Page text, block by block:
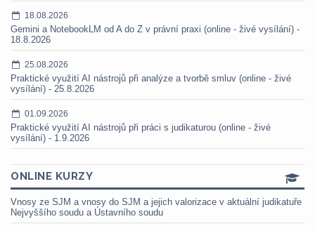
18.08.2026
Gemini a NotebookLM od A do Z v právní praxi (online - živé vysílání) -
18.8.2026
25.08.2026
Praktické využití AI nástrojů při analýze a tvorbě smluv (online - živé
vysílání) - 25.8.2026
01.09.2026
Praktické využití AI nástrojů při práci s judikaturou (online - živé
vysílání) - 1.9.2026
ONLINE KURZY
Vnosy ze SJM a vnosy do SJM a jejich valorizace v aktuální judikatuře
Nejvyššího soudu a Ústavního soudu